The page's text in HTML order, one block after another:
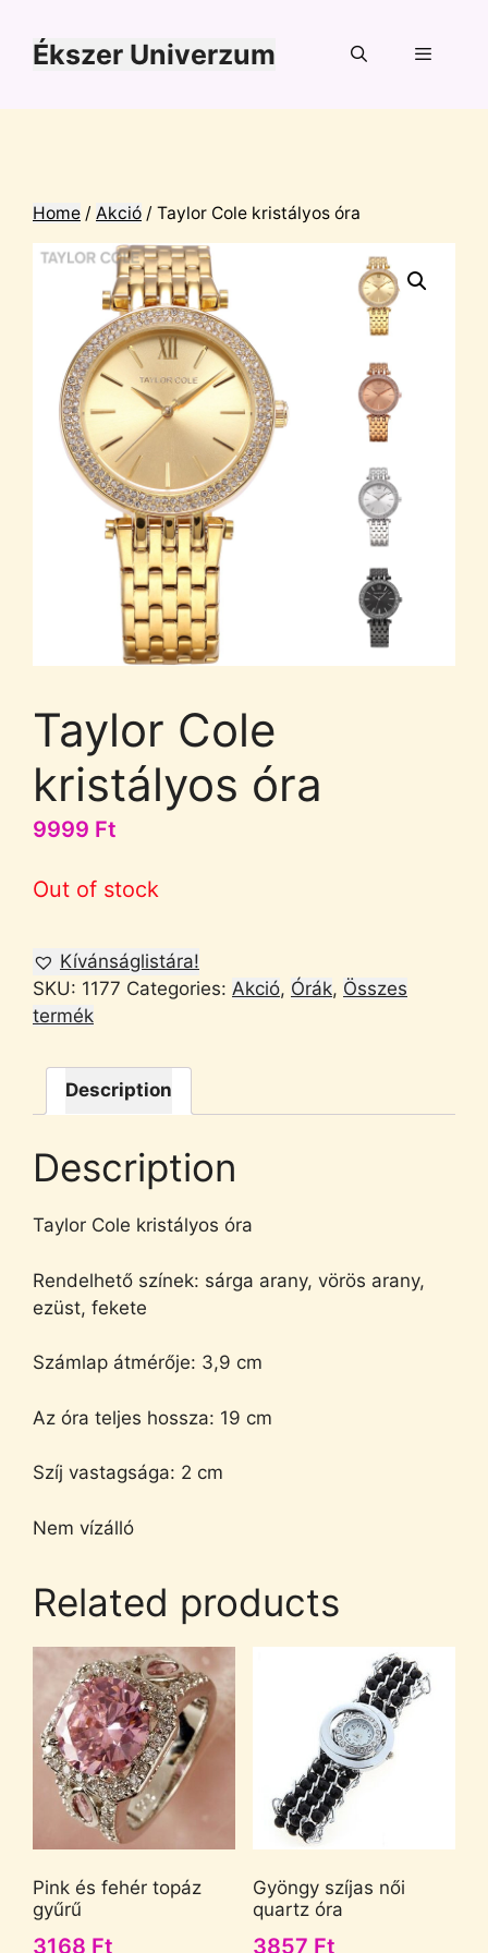
tartalomba
Ékszer Univerzum
Home / Akció / Taylor Cole kristályos óra
Taylor Cole
kristályos óra
9999 Ft
Out of stock
Kívánságlistára!
SKU: 1177 Categories: Akció, Órák, Összes
termék
Description
Description
Taylor Cole kristályos óra
Rendelhető színek: sárga arany, vörös arany,
ezüst, fekete
Számlap átmérője: 3,9 cm
Az óra teljes hossza: 19 cm
Szíj vastagsága: 2 cm
Nem vízálló
Related products
Pink és fehér topáz
gyűrű
3168 Ft
Gyöngy szíjas női
quartz óra
3857 Ft